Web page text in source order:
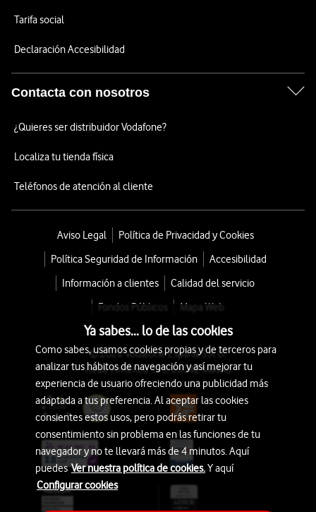
Tarifa social
Declaración Accesibilidad
Contacta con nosotros
¿Quieres ser distribuidor Vodafone?
Localiza tu tienda física
Teléfonos de atención al cliente
Aviso Legal
Política de Privacidad y Cookies
Política Seguridad de Información
Accesibilidad
Información a clientes
Calidad del servicio
Fondos Públicos
Mapa Web
© 2026 Vodafone España S.A.U.
Avda. América 115, 28042 Madrid
Ya sabes... lo de las cookies
Como sabes, usamos cookies propias y de terceros para
analizar tus hábitos de navegación y así mejorar tu
experiencia de usuario ofreciendo una publicidad más
adaptada a tus preferencia. Al aceptar las cookies
consientes estos usos, pero podrás retirar tu
consentimiento sin problema en las funciones de tu
navegador y no te llevará más de 4 minutos. Aquí
puedesVer nuestra política de cookies.Y aquí
Configurar cookies